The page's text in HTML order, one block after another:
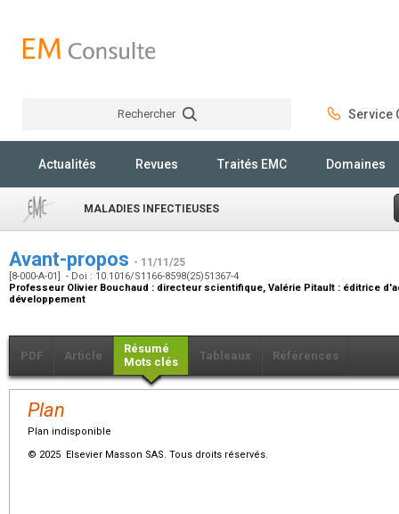
Rechercher Service
Actualités Revues Traités EMC Domaines
MALADIES INFECTIEUSES
Avant-propos - 11/11/25
[8-000-A-01] - Doi : 10.1016/S1166-8598(25)51367-4
Professeur Olivier Bouchaud : directeur scientifique, Valérie Pitault : éditrice
développement
PDF Article
Résumé
Mots clés
Tableaux Références
Plan
Plan indisponible
© 2025 Elsevier Masson SAS. Tous droits réservés.